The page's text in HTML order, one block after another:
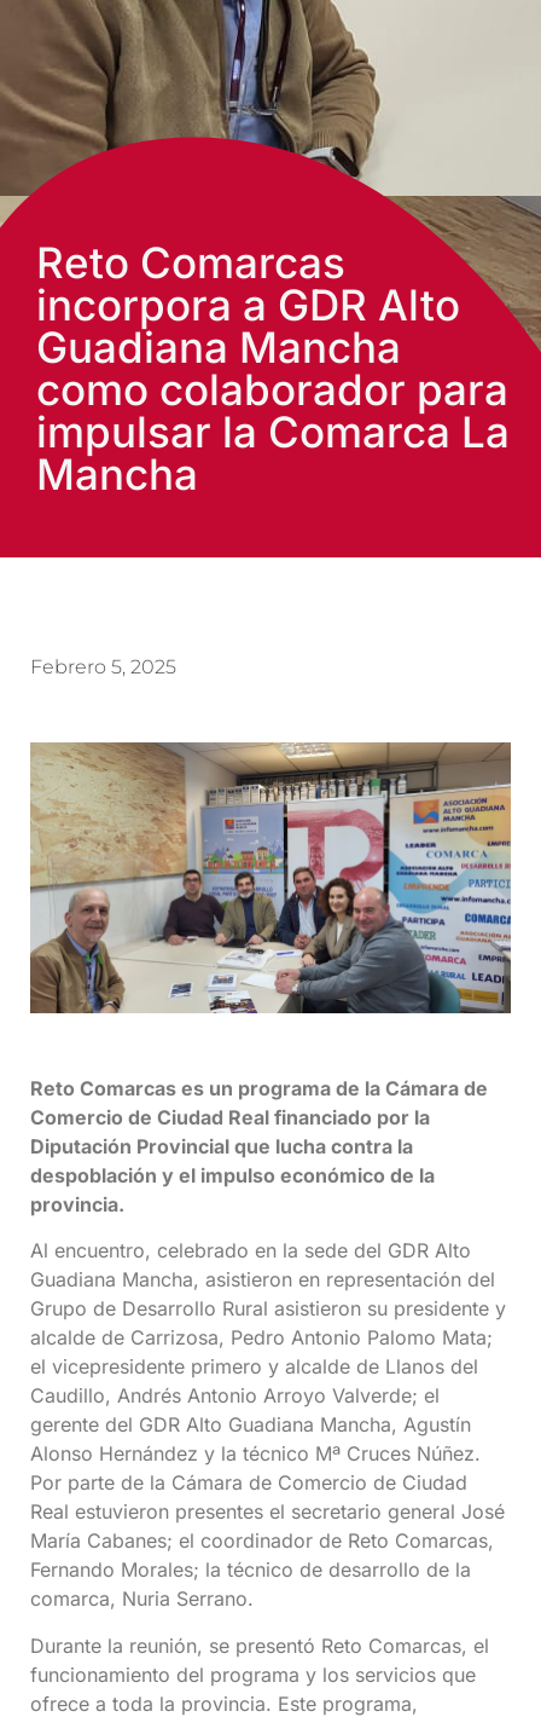
Reto Comarcas
incorpora a GDR Alto
Guadiana Mancha
como colaborador para
impulsar la Comarca La
Mancha
Febrero 5, 2025
Reto Comarcas es un programa de la Cámara de
Comercio de Ciudad Real financiado por la
Diputación Provincial que lucha contra la
despoblación y el impulso económico de la
provincia.
Al encuentro, celebrado en la sede del GDR Alto
Guadiana Mancha, asistieron en representación del
Grupo de Desarrollo Rural asistieron su presidente y
alcalde de Carrizosa, Pedro Antonio Palomo Mata;
el vicepresidente primero y alcalde de Llanos del
Caudillo, Andrés Antonio Arroyo Valverde; el
gerente del GDR Alto Guadiana Mancha, Agustín
Alonso Hernández y la técnico Mª Cruces Núñez.
Por parte de la Cámara de Comercio de Ciudad
Real estuvieron presentes el secretario general José
María Cabanes; el coordinador de Reto Comarcas,
Fernando Morales; la técnico de desarrollo de la
comarca, Nuria Serrano.
Durante la reunión, se presentó Reto Comarcas, el
funcionamiento del programa y los servicios que
ofrece a toda la provincia. Este programa,